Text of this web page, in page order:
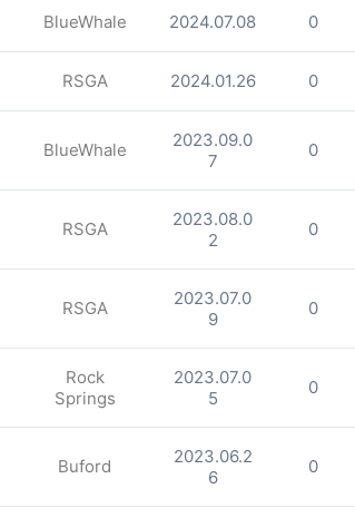
BlueWhale 2024.07.08 0
RSGA 2024.01.26 0
BlueWhale
2023.09.0
7
0
RSGA
2023.08.0
2
0
RSGA
2023.07.0
9
0
Rock
Springs
2023.07.0
5
0
Buford
2023.06.2
6
0